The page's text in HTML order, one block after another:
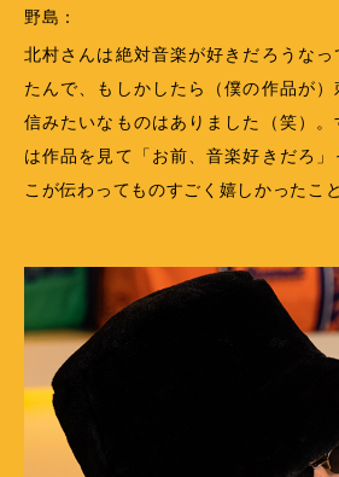
野島：
北村さんは絶対音楽が好きだろうな
たんで、もしかしたら（僕の作品が
信みたいなものはありました（笑）
は作品を見て「お前、音楽好きだろ
こが伝わってものすごく嬉しかったこ